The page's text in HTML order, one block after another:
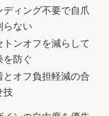
ディング不要で自爪
らない
トンオフを減らして
を防ぐ
とオフ負担軽減の合
技